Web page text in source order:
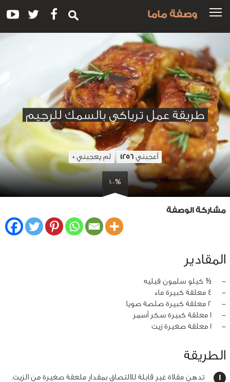
وصفة ماما
طريقة عمل ترياكي بالسمك للرجيم
أعجبني1256 لم يعجبني0
100%
مشاركة الوصفة
المقادير
‏-
½ كيلو سلمون فيليه
‏-
4 معلقة كبيرة ماء
‏-
2 معلقة كبيرة صلصة صويا
‏-
1 معلقة كبيرة سكر أسمر
‏-
1 معلقة صغيرة زيت
الطريقة
تدهن مقلاة غير قابلة للالتصاق بمقدار ملعقة صغيرة من الزيت.